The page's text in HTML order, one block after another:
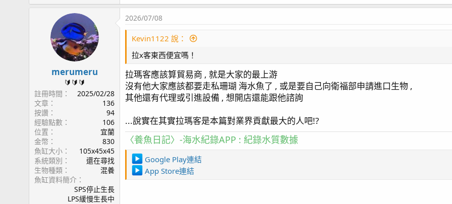
merumeru
🔰🔰🔰
註冊時間
2025/02/28
文章
136
按讚
94
經驗點數
106
位置
宜蘭
金幣
830
魚缸大小
105x45x45
系統類別
還在尋找
生物種類
混養
魚缸資料簡介
SPS停止生長
LPS緩慢生長中
2026/07/08
Kevin1122 說：
拉x客東西便宜嗎！
拉瑪客應該算貿易商 , 就是大家的最上游
沒有他大家應該都要走私珊瑚 海水魚了 , 或是要自己向衛福部申請進口生物 ,
其他還有代理或引進設備 , 想開店還能跟他諮詢
...說實在其實拉瑪客是本篇對業界貢獻最大的人吧!?
〈養魚日記〉-海水紀錄APP : 紀錄水質數據
Google Play連結
App Store連結